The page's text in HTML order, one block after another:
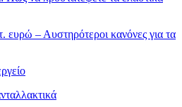
ευρώ – Αυστηρότεροι κανόνες για τα